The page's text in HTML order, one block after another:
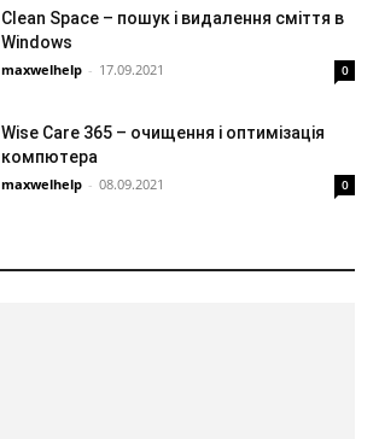
Clean Space – пошук і видалення сміття в
Windows
maxwelhelp - 17.09.2021 0
Wise Care 365 – очищення і оптимізація
компютера
maxwelhelp - 08.09.2021 0